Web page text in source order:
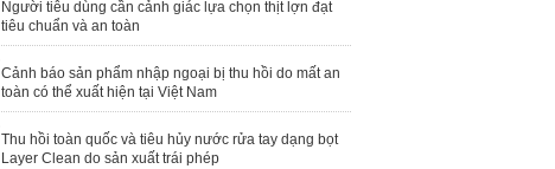
Người tiêu dùng cần cảnh giác lựa chọn thịt lợn đạt
tiêu chuẩn và an toàn
Cảnh báo sản phẩm nhập ngoại bị thu hồi do mất an
toàn có thể xuất hiện tại Việt Nam
Thu hồi toàn quốc và tiêu hủy nước rửa tay dạng bọt
Layer Clean do sản xuất trái phép